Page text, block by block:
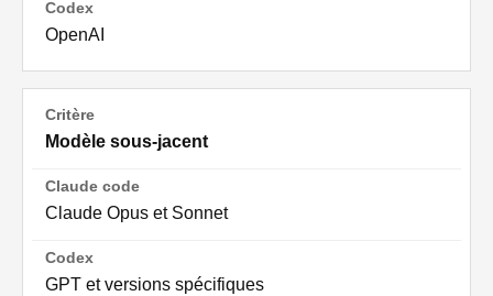
OpenAI
Modèle sous-jacent
Claude Opus et Sonnet
GPT et versions spécifiques